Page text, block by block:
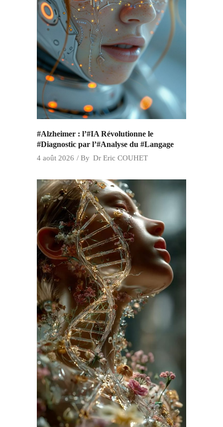
#Alzheimer : l’#IA Révolutionne le
#Diagnostic par l’#Analyse du #Langage
4 août 2026 By Dr Eric COUHET